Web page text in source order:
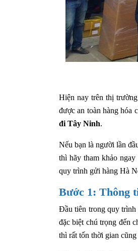
Hiện nay trên thị
được an toàn hàng hóa
đi Tây Ninh.
Nếu bạn là người lần
thì hãy tham khảo
quy trình gửi hàng Hà
Bước 1: Thông
Đầu tiên trong quy
đặc biệt chú trọng đến
thì rất tốn thời gian